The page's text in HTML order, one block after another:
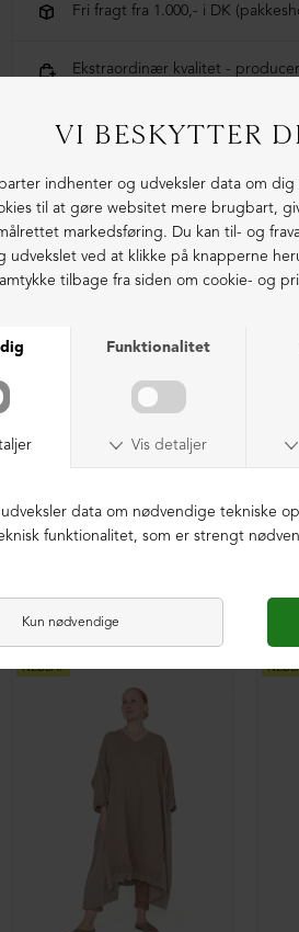
Fri fragt fra 1.000,- i DK
Ekstraordinær kvalitet -
LIGNENDE PRODUKTER
NEDSAT